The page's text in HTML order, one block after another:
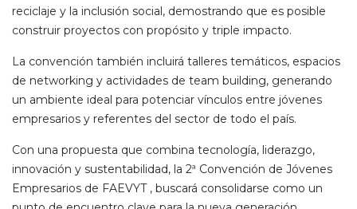
reciclaje y la inclusión social, demostrando que es posible
construir proyectos con propósito y triple impacto.
La convención también incluirá talleres temáticos, espacios
de networking y actividades de team building, generando
un ambiente ideal para potenciar vínculos entre jóvenes
empresarios y referentes del sector de todo el país.
Con una propuesta que combina tecnología, liderazgo,
innovación y sustentabilidad, la 2ª Convención de Jóvenes
Empresarios de FAEVYT , buscará consolidarse como un